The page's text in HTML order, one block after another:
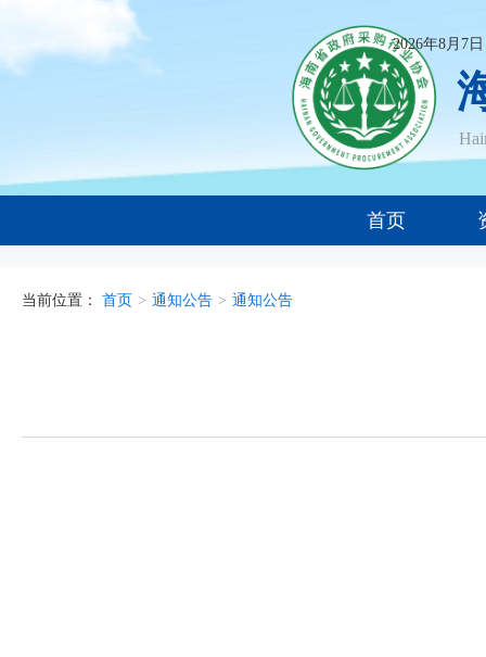
2026年8月7
首页
当前位置： 首页 > 通知公告 > 通知公告